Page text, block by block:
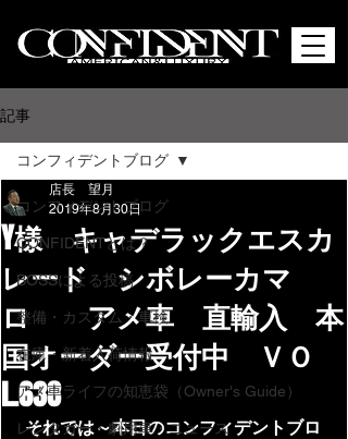
記事
コンフィデントブログ
CONFIDENTとは？
BOSSによる投稿
整備・カスタム・車検
在庫・新着入荷情報
アメ車ライフの知恵袋（Owner's Guide）
レンタカー・劇用車・ニュース
コンフィデントブログ
Y様 キャデラックエスカ
レード シボレーカマ
ロ アメ車 直輸入 本
国オーダー受付中 ＶＯ
L.638
店長 望月
2019年8月30日
それでは～本日のコンフィデントブロ